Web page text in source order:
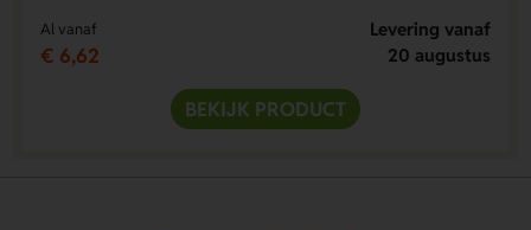
Al vanaf
€ 6,62
Levering vanaf
20 augustus
BEKIJK PRODUCT